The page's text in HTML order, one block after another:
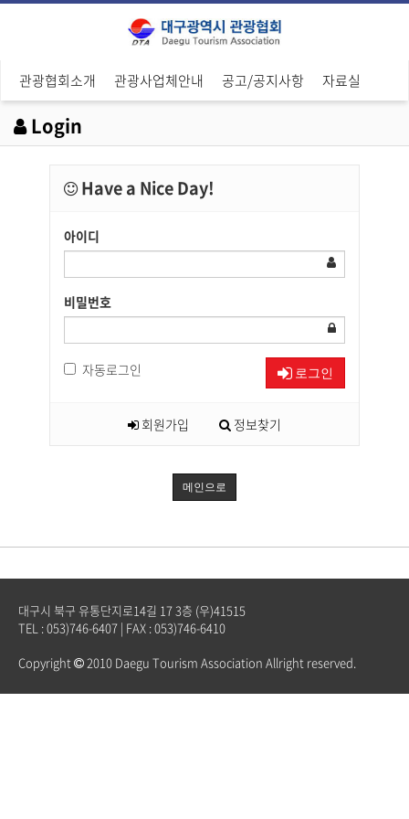
관광협회소개 관광사업체안내 공고/공지사항 자료실
Login
Have a Nice Day!
아이디
비밀번호
자동로그인 로그인
회원가입 정보찾기
메인으로
대구시 북구 유통단지로14길 17 3층 (우)41515
TEL : 053)746-6407 | FAX : 053)746-6410
Copyright
2010 Daegu Tourism Association Allright reserved.